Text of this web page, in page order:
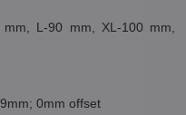
L-90 mm, XL-100 mm,
0mm offset